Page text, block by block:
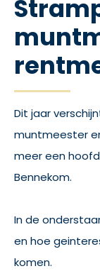
Dit jaar
muntmeester
meer een
Bennekom.
In de
en hoe
komen.